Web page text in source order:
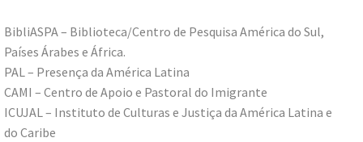
BibliASPA – Biblioteca/Centro de Pesquisa América do Sul,
Países Árabes e África.
PAL – Presença da América Latina
CAMI – Centro de Apoio e Pastoral do Imigrante
ICUJAL – Instituto de Culturas e Justiça da América Latina e
do Caribe